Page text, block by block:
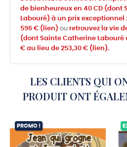
de bienheureux en 40 CD (dont
Labouré) à un prix exceptionnel
596 € (lien) ou retrouvez la vie
(dont Sainte Catherine Labouré
€ au lieu de 253,30 € (lien).
LES CLIENTS QUI
PRODUIT ONT
PROMO !